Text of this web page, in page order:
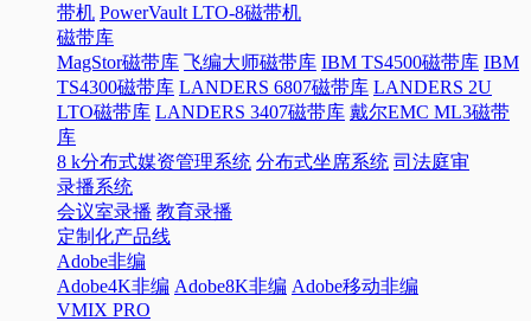
带机 PowerVault LTO-8磁带机
磁带库
MagStor磁带库 飞编大师磁带库 IBM TS4500磁带库 IBM
TS4300磁带库 LANDERS 6807磁带库 LANDERS 2U
LTO磁带库 LANDERS 3407磁带库 戴尔EMC ML3磁带
库
8 k分布式媒资管理系统 分布式坐席系统 司法庭审
录播系统
会议室录播 教育录播
定制化产品线
Adobe非编
Adobe4K非编 Adobe8K非编 Adobe移动非编
VMIX PRO